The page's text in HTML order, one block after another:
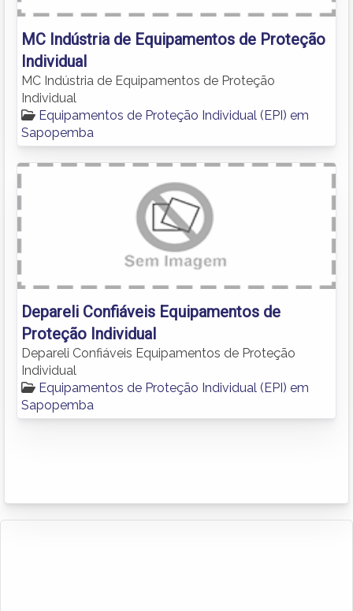
MC Indústria de Equipamentos de Proteção
Individual
MC Indústria de Equipamentos de Proteção
Individual
Equipamentos de Proteção Individual (EPI) em
Sapopemba
Depareli Confiáveis Equipamentos de
Proteção Individual
Depareli Confiáveis Equipamentos de Proteção
Individual
Equipamentos de Proteção Individual (EPI) em
Sapopemba